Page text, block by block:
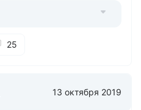
25
13 октября 2019